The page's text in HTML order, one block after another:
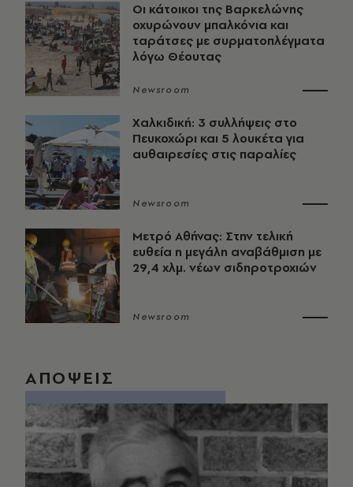
Οι κάτοικοι της Βαρκελώνης
οχυρώνουν μπαλκόνια και
ταράτσες με συρματοπλέγματα
λόγω Θέουτας
Newsroom
Χαλκιδική: 3 συλλήψεις στο
Πευκοχώρι και 5 λουκέτα για
αυθαιρεσίες στις παραλίες
Newsroom
Μετρό Αθήνας: Στην τελική
ευθεία η μεγάλη αναβάθμιση με
29,4 χλμ. νέων σιδηροτροχιών
Newsroom
ΑΠΟΨΕΙΣ